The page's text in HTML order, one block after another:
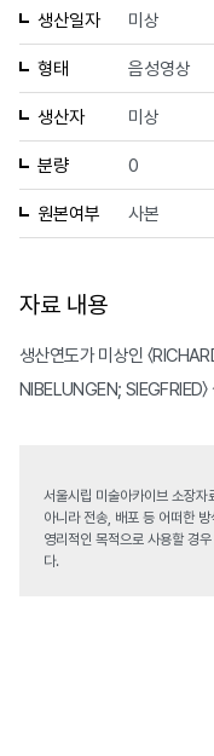
생산일자 미상
형태 음성영상
생산자 미상
분량 0
원본여부 사본
자료 내용
생산연도가 미상인 〈
NIBELUNGEN; SIEGFRIED
서울시립 미술아카이브 소장
아니라 전송, 배포 등 어떠한
영리적인 목적으로 사용할 경
다.